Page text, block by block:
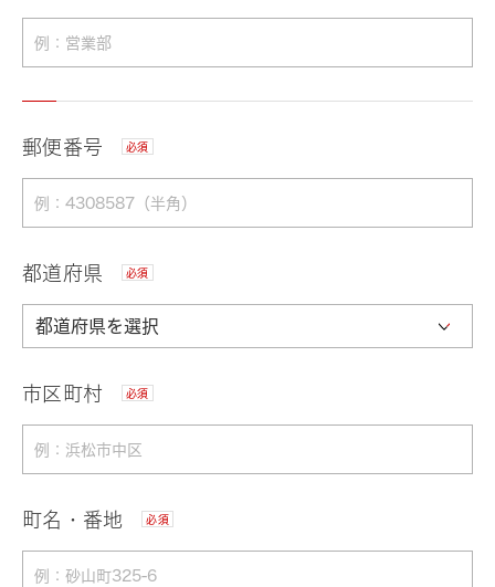
郵便番号 必須
都道府県 必須
市区町村 必須
町名・番地 必須